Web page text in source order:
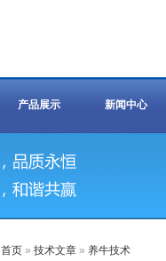
产品展示 新闻中心
首页 » 技术文章 » 养牛技术